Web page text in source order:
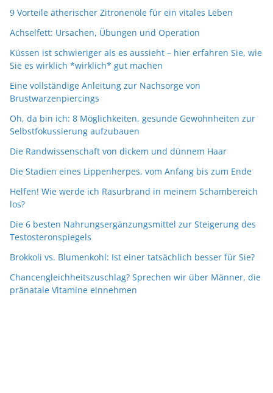
9 Vorteile ätherischer Zitronenöle für ein vitales Leben
Achselfett: Ursachen, Übungen und Operation
Küssen ist schwieriger als es aussieht – hier erfahren Sie, wie
Sie es wirklich *wirklich* gut machen
Eine vollständige Anleitung zur Nachsorge von
Brustwarzenpiercings
Oh, da bin ich: 8 Möglichkeiten, gesunde Gewohnheiten zur
Selbstfokussierung aufzubauen
Die Randwissenschaft von dickem und dünnem Haar
Die Stadien eines Lippenherpes, vom Anfang bis zum Ende
Helfen! Wie werde ich Rasurbrand in meinem Schambereich
los?
Die 6 besten Nahrungsergänzungsmittel zur Steigerung des
Testosteronspiegels
Brokkoli vs. Blumenkohl: Ist einer tatsächlich besser für Sie?
Chancengleichheitszuschlag? Sprechen wir über Männer, die
pränatale Vitamine einnehmen